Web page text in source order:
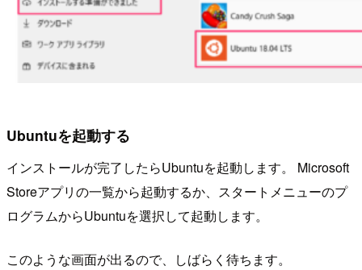
Ubuntuを起動する
インストールが完了したらUbuntuを起動します。 Microsoft
Storeアプリの一覧から起動するか、スタートメニューのプ
ログラムからUbuntuを選択して起動します。
このような画面が出るので、しばらく待ちます。